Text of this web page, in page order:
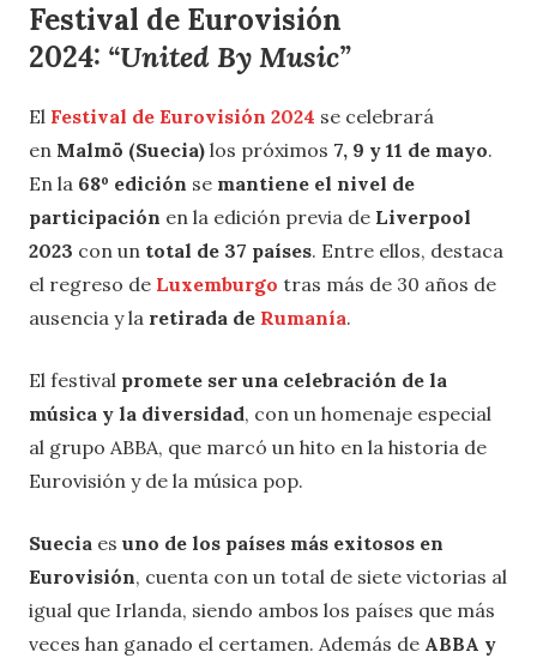
Festival de Eurovisión
2024: “United By Music”
El Festival de Eurovisión 2024 se celebrará
en Malmö (Suecia) los próximos 7, 9 y 11 de mayo.
En la 68º edición se mantiene el nivel de
participación en la edición previa de Liverpool
2023 con un total de 37 países. Entre ellos, destaca
el regreso de Luxemburgo tras más de 30 años de
ausencia y la retirada de Rumanía.
El festival promete ser una celebración de la
música y la diversidad, con un homenaje especial
al grupo ABBA, que marcó un hito en la historia de
Eurovisión y de la música pop.
Suecia es uno de los países más exitosos en
Eurovisión, cuenta con un total de siete victorias al
igual que Irlanda, siendo ambos los países que más
veces han ganado el certamen. Además de ABBA y